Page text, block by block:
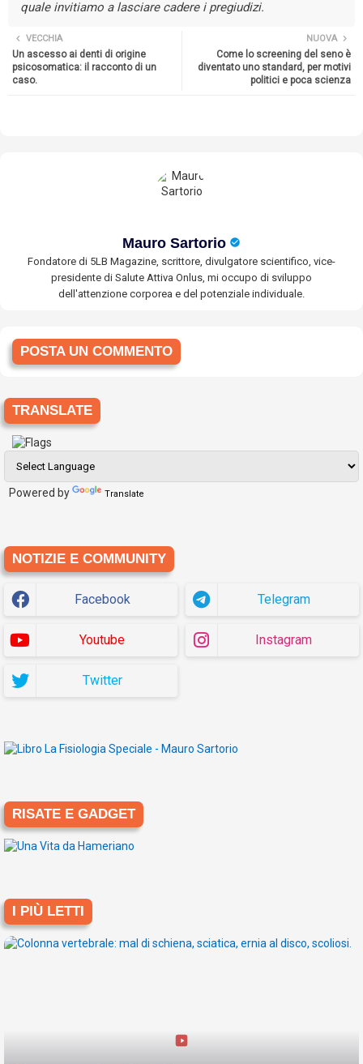
quale invitiamo a lasciare cadere i pregiudizi.
NUOVA
Come lo screening del seno è
diventato uno standard, per motivi
politici e poca scienza
VECCHIA
Un ascesso ai denti di origine
psicosomatica: il racconto di un
caso.
Mauro Sartorio
Fondatore di 5LB Magazine, scrittore, divulgatore scientifico, vice-
presidente di Salute Attiva Onlus, mi occupo di sviluppo
dell'attenzione corporea e del potenziale individuale.
POSTA UN COMMENTO
TRANSLATE
Powered by Translate
NOTIZIE E COMMUNITY
Facebook Telegram
Youtube Instagram
Twitter
RISATE E GADGET
I PIÙ LETTI